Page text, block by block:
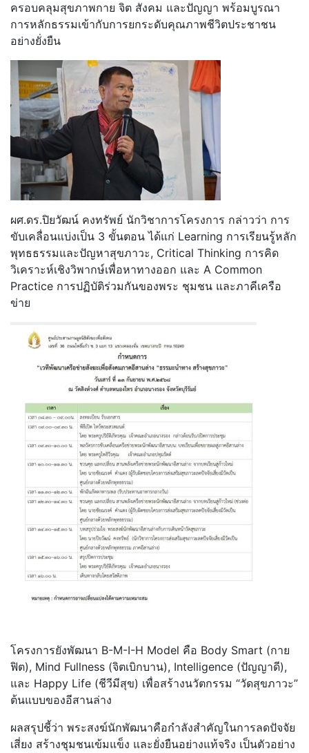
ครอบคลุมสุขภาพกาย จิต สังคม และปัญญา พร้อมบูรณา
การหลักธรรมเข้ากับการยกระดับคุณภาพชีวิตประชาชน
อย่างยั่งยืน
ผศ.ดร.ปิยวัฒน์ คงทรัพย์ นักวิชาการโครงการ กล่าวว่า การ
ขับเคลื่อนแบ่งเป็น 3 ขั้นตอน ได้แก่ Learning การเรียนรู้หลัก
พุทธธรรมและปัญหาสุขภาวะ, Critical Thinking การคิด
วิเคราะห์เชิงวิพากษ์เพื่อหาทางออก และ A Common
Practice การปฏิบัติร่วมกันของพระ ชุมชน และภาคีเครือ
ข่าย
โครงการยังพัฒนา B-M-I-H Model คือ Body Smart (กาย
ฟิต), Mind Fullness (จิตเบิกบาน), Intelligence (ปัญญาดี),
และ Happy Life (ชีวีมีสุข) เพื่อสร้างนวัตกรรม “วัดสุขภาวะ”
ต้นแบบของอีสานล่าง
ผลสรุปชี้ว่า พระสงฆ์นักพัฒนาคือกำลังสำคัญในการลดปัจจัย
เสี่ยง สร้างชุมชนเข้มแข็ง และยั่งยืนอย่างแท้จริง เป็นตัวอย่าง